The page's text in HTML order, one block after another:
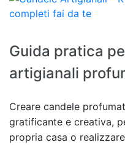
Guida pratica
artigianali
Creare candele
gratificante e creativa,
propria casa o